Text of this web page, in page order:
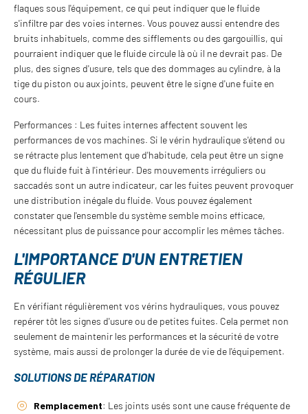
flaques sous l'équipement, ce qui peut indiquer que le fluide
s'infiltre par des voies internes. Vous pouvez aussi entendre des
bruits inhabituels, comme des sifflements ou des gargouillis, qui
pourraient indiquer que le fluide circule là où il ne devrait pas. De
plus, des signes d'usure, tels que des dommages au cylindre, à la
tige du piston ou aux joints, peuvent être le signe d'une fuite en
cours.
Performances : Les fuites internes affectent souvent les
performances de vos machines. Si le vérin hydraulique s'étend ou
se rétracte plus lentement que d'habitude, cela peut être un signe
que du fluide fuit à l'intérieur. Des mouvements irréguliers ou
saccadés sont un autre indicateur, car les fuites peuvent provoquer
une distribution inégale du fluide. Vous pouvez également
constater que l'ensemble du système semble moins efficace,
nécessitant plus de puissance pour accomplir les mêmes tâches.
L'IMPORTANCE D'UN ENTRETIEN
RÉGULIER
En vérifiant régulièrement vos vérins hydrauliques, vous pouvez
repérer tôt les signes d'usure ou de petites fuites. Cela permet non
seulement de maintenir les performances et la sécurité de votre
système, mais aussi de prolonger la durée de vie de l'équipement.
SOLUTIONS DE RÉPARATION
Remplacement: Les joints usés sont une cause fréquente de